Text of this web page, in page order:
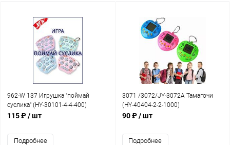
962-W 137 Игрушка "поймай
суслика" (HY-30101-4-4-400)
115 ₽/ шт
Подробнее
3071 /3072/JY-3072A Тамагочи
(HY-40404-2-2-1000)
90 ₽/ шт
Подробнее